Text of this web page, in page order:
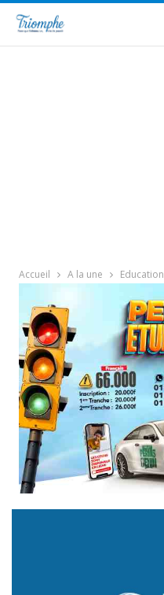
Accueil A la une Education